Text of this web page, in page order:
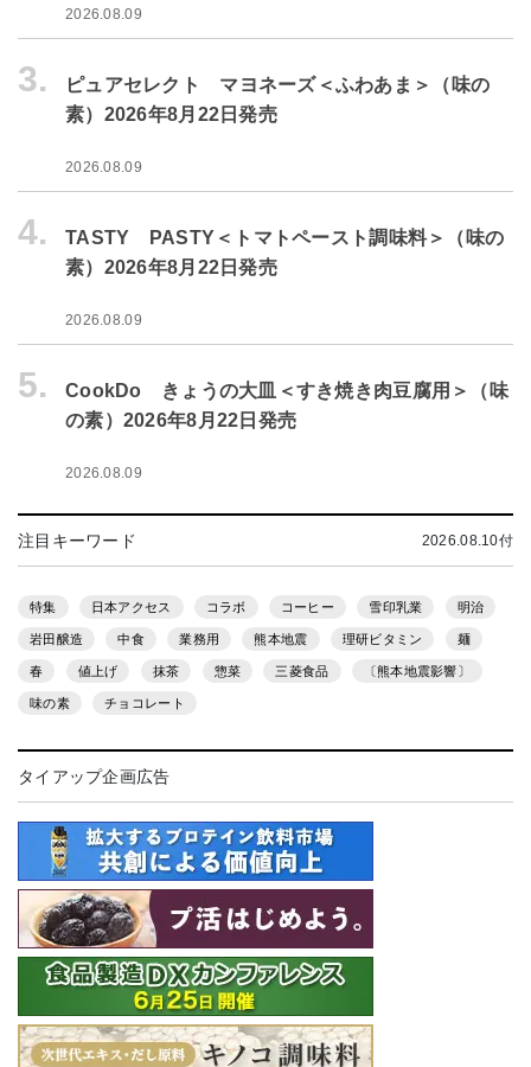
2026.08.09
3.
ピュアセレクト マヨネーズ＜ふわあま＞（味の
素）2026年8月22日発売
2026.08.09
4.
TASTY PASTY＜トマトペースト調味料＞（味の
素）2026年8月22日発売
2026.08.09
5.
CookDo きょうの大皿＜すき焼き肉豆腐用＞（味
の素）2026年8月22日発売
2026.08.09
注目キーワード 2026.08.10付
特集 日本アクセス コラボ コーヒー 雪印乳業 明治
岩田醸造 中食 業務用 熊本地震 理研ビタミン 麺
春 値上げ 抹茶 惣菜 三菱食品 〔熊本地震影響〕
味の素 チョコレート
タイアップ企画広告